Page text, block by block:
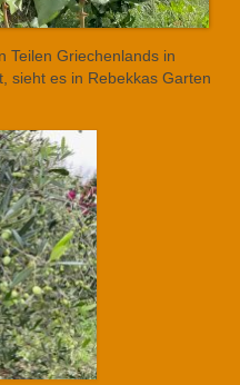
Teilen Griechenlands in
sieht es in Rebekkas Garten